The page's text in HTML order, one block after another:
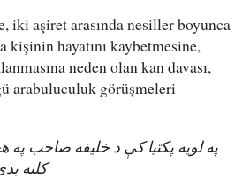
iki aşiret arasında nesiller boyunca
kişinin hayatını kaybetmesine,
neden olan kan davası,
arabuluculuk görüşmeleri
په لویه پکتیا کې د خلیفه صاحب
کلنه